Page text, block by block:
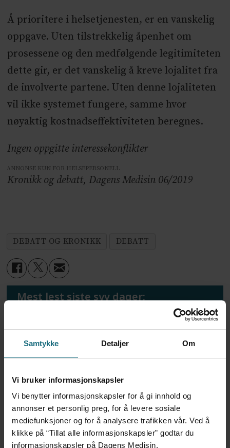
Samtykke Detaljer Om
Vi bruker informasjonskapsler
Vi benytter informasjonskapsler for å gi innhold og
annonser et personlig preg, for å levere sosiale
mediefunksjoner og for å analysere trafikken vår. Ved å
klikke på “Tillat alle informasjonskapsler” godtar du
informasjonskapsler på Dagens Medisin.
Å prioritere i helsetjenesten, er en vanskelig
oppgave. Uten tilstrekkelig åpenhet om
prosessene og den medfølgende legitimiteten
dette gir, er det vanskelig å kreve lojalitet fra
de involverte partene. Uten denne lojaliteten
vil ikke systemet fungere, samme hvor
nøyaktig kostnadseffektiviteten beregnes.
Ingen oppgitte interessekonflikter
ANNONSE KUN FOR HELSEPERSONELL
Kronikk og debatt, Dagens Medisin 06/2019
DEBATT OG KRONIKK DEBATT
Mest lest siste syv dager:
Vi trenger en grunnlov for
psykisk helsehjelp
5 dager siden
Flytter oppgaver og
frigjør tid for
helsepersonell: – Det er
helt magisk å være
forvakt nå